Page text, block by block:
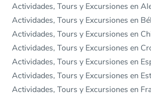
Actividades, Tours y Excursiones en
Actividades, Tours y Excursiones en
Actividades, Tours y Excursiones en
Actividades, Tours y Excursiones en
Actividades, Tours y Excursiones en
Actividades, Tours y Excursiones en
Actividades, Tours y Excursiones en